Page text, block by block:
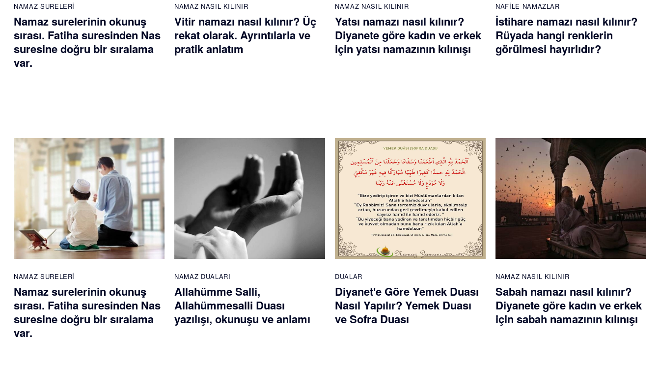
NAMAZ SURELERI
Namaz surelerinin okunuş
sırası. Fatiha suresinden Nas
suresine doğru bir sıralama
var.
NAMAZ NASIL KILINIR
Vitir namazı nasıl kılınır? Üç
rekat olarak. Ayrıntılarla ve
pratik anlatım
NAMAZ NASIL KILINIR
Yatsı namazı nasıl kılınır?
Diyanete göre kadın ve erkek
için yatsı namazının kılınışı
NAFILE NAMAZLAR
İstihare namazı nasıl kılınır?
Rüyada hangi renklerin
görülmesi hayırlıdır?
NAMAZ SURELERI
Namaz surelerinin okunuş
sırası. Fatiha suresinden Nas
suresine doğru bir sıralama
var.
NAMAZ DUALARI
Allahümme Salli,
Allahümmesalli Duası
yazılışı, okunuşu ve anlamı
DUALAR
Diyanet'e Göre Yemek Duası
Nasıl Yapılır? Yemek Duası
ve Sofra Duası
NAMAZ NASIL KILINIR
Sabah namazı nasıl kılınır?
Diyanete göre kadın ve erkek
için sabah namazının kılınışı